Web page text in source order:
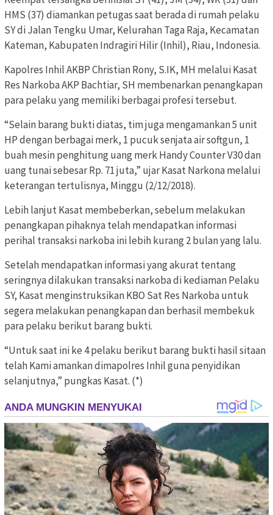
HMS (37) diamankan petugas saat berada di rumah pelaku
SY di Jalan Tengku Umar, Kelurahan Taga Raja, Kecamatan
Kateman, Kabupaten Indragiri Hilir (Inhil), Riau, Indonesia.
Kapolres Inhil AKBP Christian Rony, S.IK, MH melalui Kasat
Res Narkoba AKP Bachtiar, SH membenarkan penangkapan
para pelaku yang memiliki berbagai profesi tersebut.
“Selain barang bukti diatas, tim juga mengamankan 5 unit
HP dengan berbagai merk, 1 pucuk senjata air softgun, 1
buah mesin penghitung uang merk Handy Counter V30 dan
uang tunai sebesar Rp. 71 juta,” ujar Kasat Narkona melalui
keterangan tertulisnya, Minggu (2/12/2018).
Lebih lanjut Kasat membeberkan, sebelum melakukan
penangkapan pihaknya telah mendapatkan informasi
perihal transaksi narkoba ini lebih kurang 2 bulan yang lalu.
Setelah mendapatkan informasi yang akurat tentang
seringnya dilakukan transaksi narkoba di kediaman Pelaku
SY, Kasat menginstruksikan KBO Sat Res Narkoba untuk
segera melakukan penangkapan dan berhasil membekuk
para pelaku berikut barang bukti.
“Untuk saat ini ke 4 pelaku berikut barang bukti hasil sitaan
telah Kami amankan dimapolres Inhil guna penyidikan
selanjutnya,” pungkas Kasat. (*)